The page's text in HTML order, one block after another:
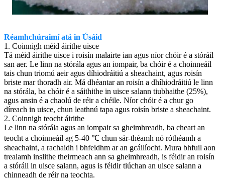
Réamhchúraimí atá in Úsáid
1. Coinnigh méid áirithe uisce
Tá méid áirithe uisce i roisín malairte ian agus níor chóir é a stóráil
san aer. Le linn na stórála agus an iompair, ba chóir é a choinneáil
tais chun triomú aeir agus díhiodráitiú a sheachaint, agus roisín
briste mar thoradh air. Má dhéantar an roisín a dhíhiodráitiú le linn
na stórála, ba chóir é a sáithithe in uisce salann tiubhaithe (25%),
agus ansin é a chaolú de réir a chéile. Níor chóir é a chur go
díreach in uisce, chun leathnú tapa agus roisín briste a sheachaint.
2. Coinnigh teocht áirithe
Le linn na stórála agus an iompair sa gheimhreadh, ba cheart an
teocht a choinneáil ag 5-40 ℃ chun sár-théamh nó róthéamh a
sheachaint, a rachaidh i bhfeidhm ar an gcáilíocht. Mura bhfuil aon
trealamh inslithe theirmeach ann sa gheimhreadh, is féidir an roisín
a stóráil in uisce salann, agus is féidir tiúchan an uisce salann a
chinneadh de réir na teochta.